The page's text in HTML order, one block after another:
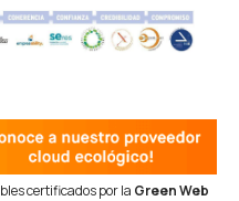
certificados por la Green Web